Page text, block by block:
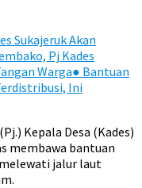
Sukajeruk Akan
Pj Kades
Warga● Bantuan
Ini
Kepala Desa (Kades)
membawa bantuan
jalur laut